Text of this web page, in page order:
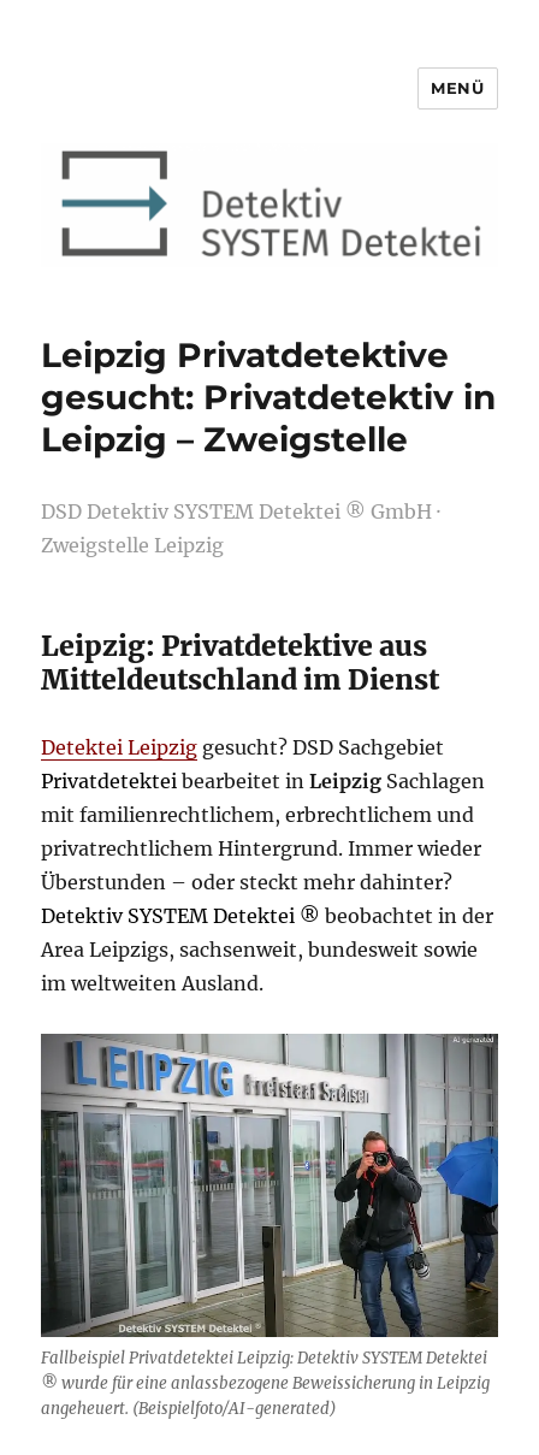
Detektiv SYSTEM Detektei ®
MENÜ
Leipzig Privatdetektive
gesucht: Privatdetektiv in
Leipzig – Zweigstelle
DSD Detektiv SYSTEM Detektei ® GmbH ·
Zweigstelle Leipzig
Leipzig: Privatdetektive aus
Mitteldeutschland im Dienst
Detektei Leipzig gesucht? DSD Sachgebiet
Privatdetektei bearbeitet inLeipzig Sachlagen
mit familienrechtlichem, erbrechtlichem und
privatrechtlichem Hintergrund. Immer wieder
Überstunden – oder steckt mehr dahinter?
Detektiv SYSTEM Detektei ® beobachtet in der
Area Leipzigs, sachsenweit, bundesweit sowie
im weltweiten Ausland.
Fallbeispiel Privatdetektei Leipzig: Detektiv SYSTEM Detektei
® wurde für eine anlassbezogene Beweissicherung in Leipzig
angeheuert. (Beispielfoto/AI-generated)